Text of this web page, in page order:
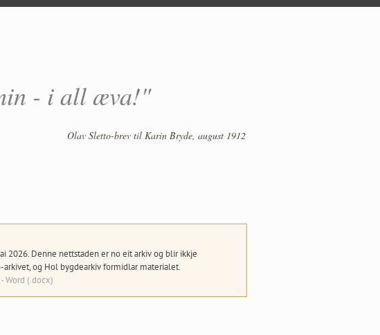
- i all æva!"
Olav Sletto-brev til Karin Bryde, august 1912
2026. Denne nettstaden er no eit arkiv og blir ikkje
og Hol bygdearkiv formidlar materialet.
·Word (.docx)